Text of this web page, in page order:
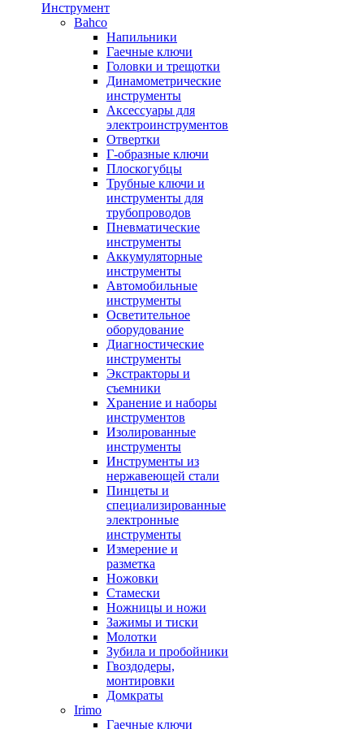
Инструмент
Bahco
Напильники
Гаечные ключи
Головки и трещотки
Динамометрические
инструменты
Аксессуары для
электроинструментов
Отвертки
Г-образные ключи
Плоскогубцы
Трубные ключи и
инструменты для
трубопроводов
Пневматические
инструменты
Аккумуляторные
инструменты
Автомобильные
инструменты
Осветительное
оборудование
Диагностические
инструменты
Экстракторы и
съемники
Хранение и наборы
инструментов
Изолированные
инструменты
Инструменты из
нержавеющей стали
Пинцеты и
специализированные
электронные
инструменты
Измерение и
разметка
Ножовки
Стамески
Ножницы и ножи
Зажимы и тиски
Молотки
Зубила и пробойники
Гвоздодеры,
монтировки
Домкраты
Irimo
Гаечные ключи